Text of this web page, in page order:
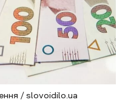
/ slovoidilo.ua